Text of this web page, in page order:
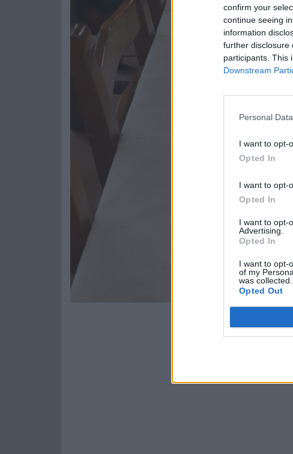
confirm your
continue seeing
information
further disclosure
participants. This
Downstream
Personal
I want to opt-
Opted In
I want to opt-
Opted In
I want to opt-
Advertising.
Opted In
I want to opt-
of my
was collected.
Opted Out